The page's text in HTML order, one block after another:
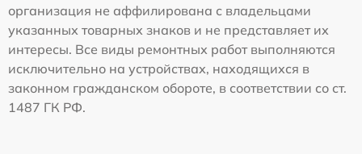
организация не аффилирована с владельцами
указанных товарных знаков и не представляет их
интересы. Все виды ремонтных работ выполняются
исключительно на устройствах, находящихся в
законном гражданском обороте, в соответствии со ст.
1487 ГК РФ.